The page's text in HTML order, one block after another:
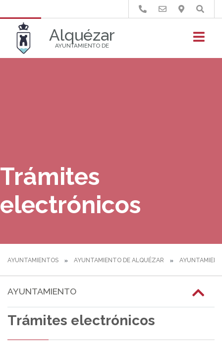
Alquézar
AYUNTAMIENTO DE
Buscar
Trámites
electrónicos
AYUNTAMIENTOS AYUNTAMIENTO DE ALQUÉZAR
AYUNTAMIENTO
Trámites electrónicos